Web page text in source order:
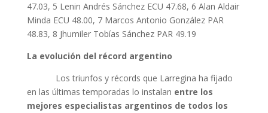
47.03, 5 Lenin Andrés Sánchez ECU 47.68, 6 Alan Aldair
Minda ECU 48.00, 7 Marcos Antonio González PAR
48.83, 8 Jhumiler Tobías Sánchez PAR 49.19
La evolución del récord argentino
Los triunfos y récords que Larregina ha fijado
en las últimas temporadas lo instalan entre los
mejores especialistas argentinos de todos los